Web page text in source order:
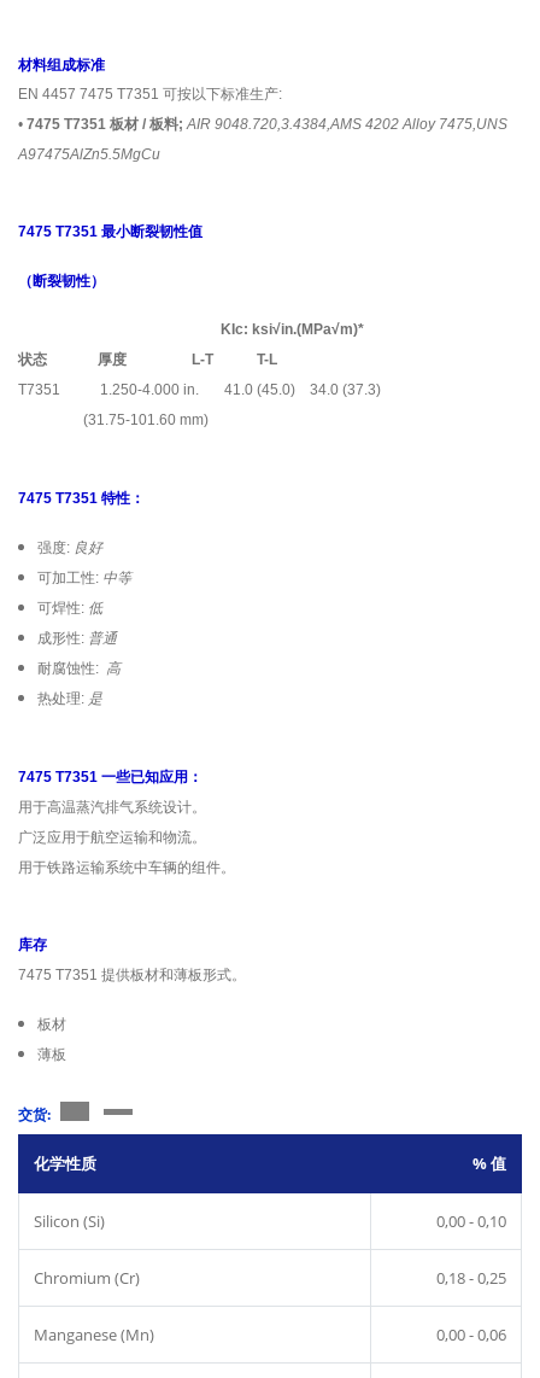
材料组成标准
EN 4457 7475 T7351 可按以下标准生产:
• 7475 T7351 板材 / 板料; AIR 9048.720,3.4384,AMS 4202 Alloy 7475,UNS
A97475AlZn5.5MgCu
7475 T7351 最小断裂韧性值
（断裂韧性）
KIc: ksi√in.(MPa√m)*
状态 厚度 L-T T-L
T7351 1.250-4.000 in. 41.0 (45.0) 34.0 (37.3)
(31.75-101.60 mm)
7475 T7351 特性：
强度: 良好
可加工性: 中等
可焊性: 低
成形性: 普通
耐腐蚀性: 高
热处理: 是
7475 T7351 一些已知应用：
用于高温蒸汽排气系统设计。
广泛应用于航空运输和物流。
用于铁路运输系统中车辆的组件。
库存
7475 T7351 提供板材和薄板形式。
板材
薄板
交货:
化学性质 % 值
Silicon (Si) 0,00 - 0,10
Chromium (Cr) 0,18 - 0,25
Manganese (Mn) 0,00 - 0,06